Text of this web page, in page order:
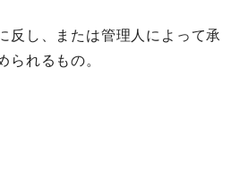
反し、または管理人によって承
られるもの。